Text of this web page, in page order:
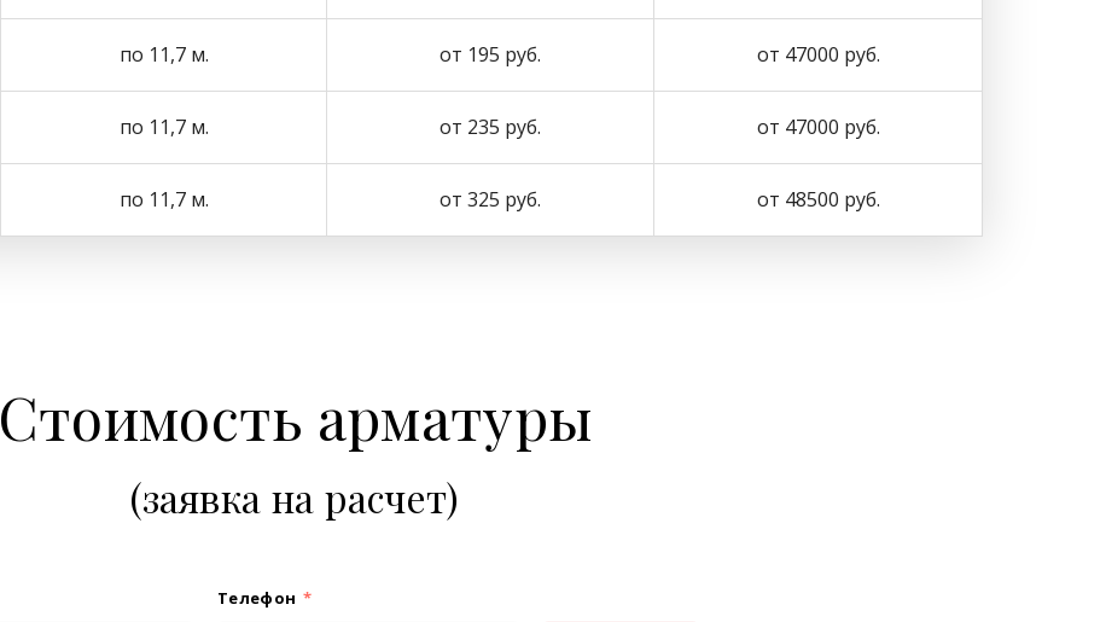
по 11,7 м. от 195 руб. от 47000 руб.
по 11,7 м. от 235 руб. от 47000 руб.
по 11,7 м. от 325 руб. от 48500 руб.
Стоимость арматуры
(заявка на расчет)
Телефон *